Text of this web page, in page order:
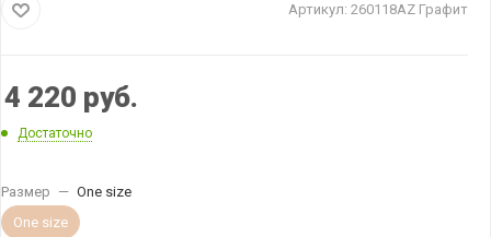
Артикул: 260118AZ Графит
4 220 руб.
Достаточно
Размер — One size
One size